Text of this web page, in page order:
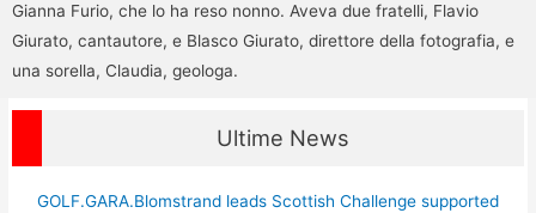
Gianna Furio, che lo ha reso nonno. Aveva due fratelli, Flavio
Giurato, cantautore, e Blasco Giurato, direttore della fotografia, e
una sorella, Claudia, geologa.
Ultime News
GOLF.GARA.Blomstrand leads Scottish Challenge supported